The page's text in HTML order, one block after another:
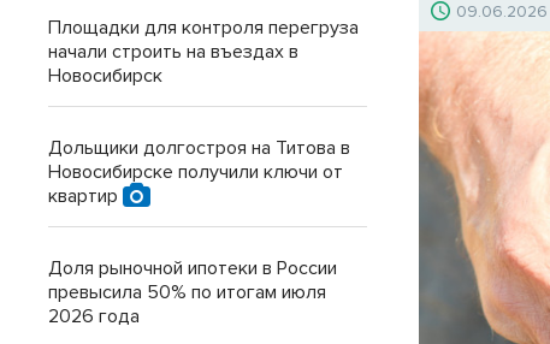
09.06.2026
Площадки для контроля перегруза
начали строить на въездах в
Новосибирск
Дольщики долгостроя на Титова в
Новосибирске получили ключи от
квартир
Доля рыночной ипотеки в России
превысила 50% по итогам июля
2026 года